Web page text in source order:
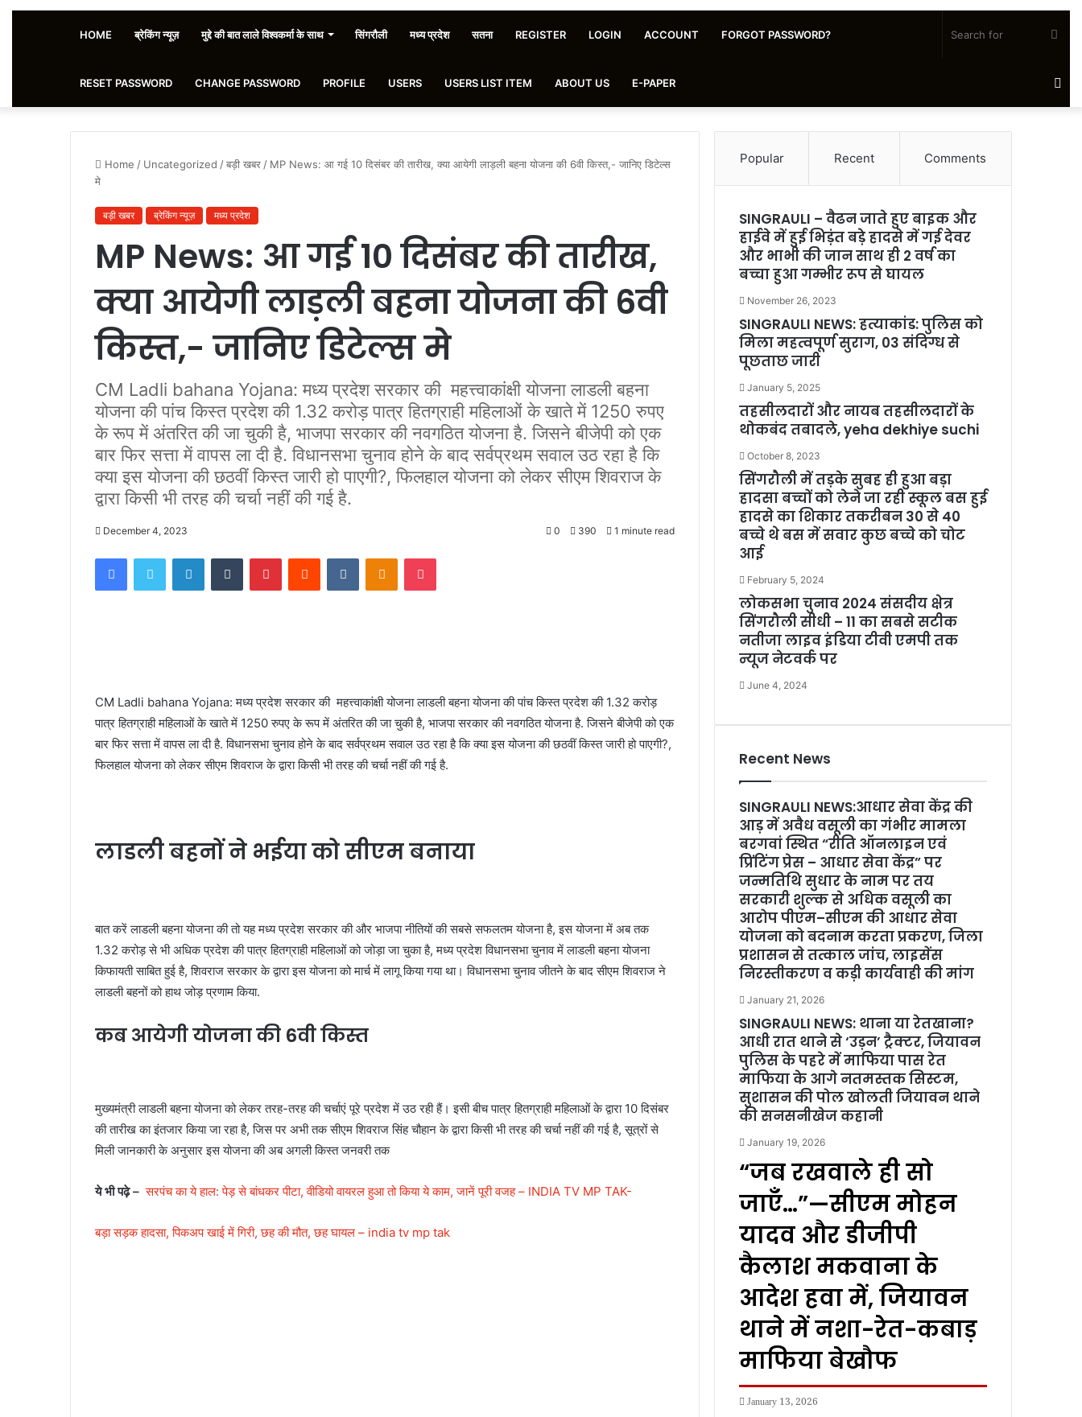
HOME ब्रेकिंग न्यूज़ मुद्दे की बात लाले विश्वकर्मा के साथ सिंगरौली मध्य प्रदेश सतना REGISTER LOGIN ACCOUNT FORGOT PASSWORD?
RESET PASSWORD CHANGE PASSWORD PROFILE USERS USERS LIST ITEM ABOUT US E-PAPER for
Home / Uncategorized /बड़ी खबर / MP News: आ गई 10 दिसंबर की तारीख, क्या आयेगी लाड़ली बहना योजना की 6वी किस्त,- जानिए डिटेल्स
मे
बड़ी खबर ब्रेकिंग न्यूज़ मध्य प्रदेश
MP News: आ गई 10 दिसंबर की तारीख,
क्या आयेगी लाड़ली बहना योजना की 6वी
किस्त,- जानिए डिटेल्स मे
CM Ladli bahana Yojana: मध्य प्रदेश सरकार की महत्त्वाकांक्षी योजना लाडली बहना
योजना की पांच किस्त प्रदेश की 1.32 करोड़ पात्र हितग्राही महिलाओं के खाते में 1250 रुपए
के रूप में अंतरित की जा चुकी है, भाजपा सरकार की नवगठित योजना है. जिसने बीजेपी को एक
बार फिर सत्ता में वापस ला दी है. विधानसभा चुनाव होने के बाद सर्वप्रथम सवाल उठ रहा है कि
क्या इस योजना की छठवीं किस्त जारी हो पाएगी?, फिलहाल योजना को लेकर सीएम शिवराज के
द्वारा किसी भी तरह की चर्चा नहीं की गई है.
December 4, 2023 0 390 1 minute read
FacebookTwitter LinkedInTumblr PinterestReddit VKontakteOdnoklassniki
Pocket
CM Ladli bahana Yojana: मध्य प्रदेश सरकार की महत्त्वाकांक्षी योजना लाडली बहना योजना की पांच किस्त प्रदेश की 1.32 करोड़
पात्र हितग्राही महिलाओं के खाते में 1250 रुपए के रूप में अंतरित की जा चुकी है, भाजपा सरकार की नवगठित योजना है. जिसने बीजेपी को एक
बार फिर सत्ता में वापस ला दी है. विधानसभा चुनाव होने के बाद सर्वप्रथम सवाल उठ रहा है कि क्या इस योजना की छठवीं किस्त जारी हो पाएगी?,
फिलहाल योजना को लेकर सीएम शिवराज के द्वारा किसी भी तरह की चर्चा नहीं की गई है.
लाडली बहनों ने भईया को सीएम बनाया
बात करें लाडली बहना योजना की तो यह मध्य प्रदेश सरकार की और भाजपा नीतियों की सबसे सफलतम योजना है, इस योजना में अब तक
1.32 करोड़ से भी अधिक प्रदेश की पात्र हितग्राही महिलाओं को जोड़ा जा चुका है, मध्य प्रदेश विधानसभा चुनाव में लाडली बहना योजना
किफायती साबित हुई है, शिवराज सरकार के द्वारा इस योजना को मार्च में लागू किया गया था। विधानसभा चुनाव जीतने के बाद सीएम शिवराज ने
लाडली बहनों को हाथ जोड़ प्रणाम किया.
कब आयेगी योजना की 6वी किस्त
मुख्यमंत्री लाडली बहना योजना को लेकर तरह-तरह की चर्चाएं पूरे प्रदेश में उठ रही हैं। इसी बीच पात्र हितग्राही महिलाओं के द्वारा 10 दिसंबर
की तारीख का इंतजार किया जा रहा है, जिस पर अभी तक सीएम शिवराज सिंह चौहान के द्वारा किसी भी तरह की चर्चा नहीं की गई है, सूत्रों से
मिली जानकारी के अनुसार इस योजना की अब अगली किस्त जनवरी तक
ये भी पढ़े – सरपंच का ये हाल: पेड़ से बांधकर पीटा, वीडियो वायरल हुआ तो किया ये काम, जानें पूरी वजह – INDIA TV MP TAK-
बड़ा सड़क हादसा, पिकअप खाई में गिरी, छह की मौत, छह घायल – india tv mp tak
Popular Recent Comments
SINGRAULI – वैढन जाते हुए बाइक और
हाईवे में हुई भिड़ंत बड़े हादसे में गई देवर
और भाभी की जान साथ ही 2 वर्ष का
बच्चा हुआ गम्भीर रूप से घायल
November 26, 2023
SINGRAULI NEWS: हत्याकांड: पुलिस को
मिला महत्वपूर्ण सुराग, 03 संदिग्ध से
पूछताछ जारी
January 5, 2025
तहसीलदारों और नायब तहसीलदारों के
थोकबंद तबादले, yeha dekhiye suchi
October 8, 2023
सिंगरौली में तड़के सुबह ही हुआ बड़ा
हादसा बच्चों को लेने जा रही स्कूल बस हुई
हादसे का शिकार तकरीबन 30 से 40
बच्चे थे बस में सवार कुछ बच्चे को चोट
आई
February 5, 2024
लोकसभा चुनाव 2024 संसदीय क्षेत्र
सिंगरौली सीधी – 11 का सबसे सटीक
नतीजा लाइव इंडिया टीवी एमपी तक
न्यूज नेटवर्क पर
June 4, 2024
Recent News
SINGRAULI NEWS:आधार सेवा केंद्र की
आड़ में अवैध वसूली का गंभीर मामला
बरगवां स्थित “रीति ऑनलाइन एवं
प्रिंटिंग प्रेस – आधार सेवा केंद्र” पर
जन्मतिथि सुधार के नाम पर तय
सरकारी शुल्क से अधिक वसूली का
आरोप पीएम–सीएम की आधार सेवा
योजना को बदनाम करता प्रकरण, जिला
प्रशासन से तत्काल जांच, लाइसेंस
निरस्तीकरण व कड़ी कार्यवाही की मांग
January 21, 2026
SINGRAULI NEWS: थाना या रेतखाना?
आधी रात थाने से ‘उड़न’ ट्रैक्टर, जियावन
पुलिस के पहरे में माफिया पास रेत
माफिया के आगे नतमस्तक सिस्टम,
सुशासन की पोल खोलती जियावन थाने
की सनसनीखेज कहानी
January 19, 2026
“जब रखवाले ही सो
जाएँ…”—सीएम मोहन
यादव और डीजीपी
कैलाश मकवाना के
आदेश हवा में, जियावन
थाने में नशा-रेत-कबाड़
माफिया बेखौफ
January 13, 2026